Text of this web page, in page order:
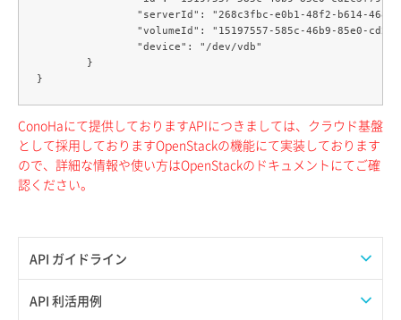
API ガイドライン
APIのご利用について
API 利活用例
ConoHaにて提供しておりますAPIにつきましては、クラウド基盤
として採用しておりますOpenStackの機能にて実装しております
ので、詳細な情報や使い方はOpenStackのドキュメントにてご確
認ください。